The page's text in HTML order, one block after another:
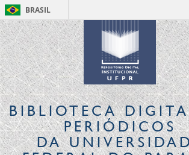
BRASIL
Acesso à
BIBLIOTECA
PERIÓDICOS
DA